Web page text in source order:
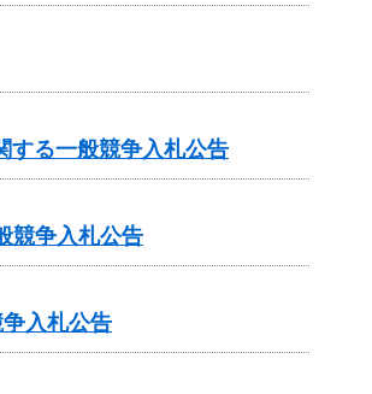
る一般競争入札公告
競争入札公告
入札公告